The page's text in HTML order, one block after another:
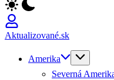
Aktualizované.sk
Amerika
Severná